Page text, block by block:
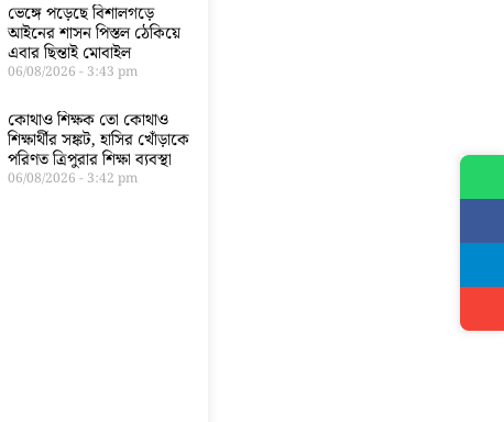
ভেঙ্গে পড়েছে বিশালগড়ে
আইনের শাসন পিস্তল ঠেকিয়ে
এবার ছিন্তাই মোবাইল
06/08/2026 3:43 pm
কোথাও শিক্ষক তো কোথাও
শিক্ষার্থীর সঙ্কট, হাসির খোঁড়াকে
পরিণত ত্রিপুরার শিক্ষা ব্যবস্থা
06/08/2026 3:42 pm